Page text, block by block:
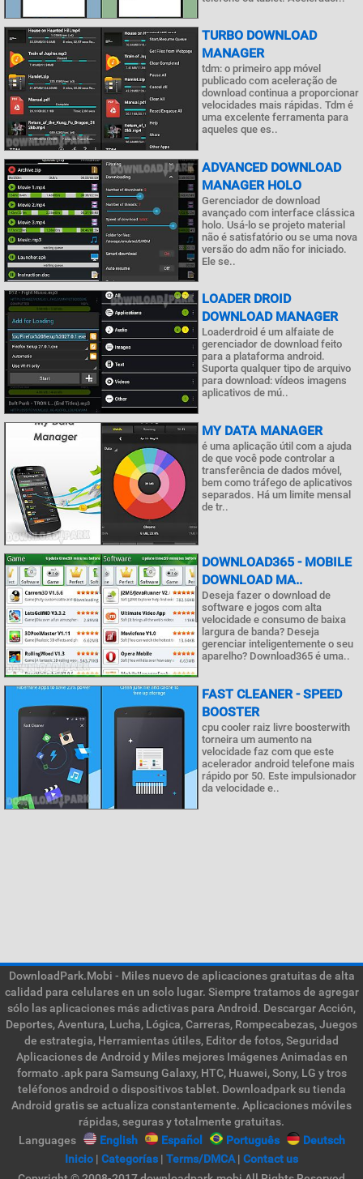
TURBO DOWNLOAD
MANAGER
tdm: o primeiro app móvel
publicado com aceleração de
download continua a proporcionar
velocidades mais rápidas. Tdm é
uma excelente ferramenta para
aqueles que es..
ADVANCED DOWNLOAD
MANAGER HOLO
Gerenciador de download
avançado com interface clássica
holo. Usá-lo se projeto material
não é satisfatório ou se uma nova
versão do adm não for iniciado.
Ele se..
LOADER DROID
DOWNLOAD MANAGER
Loaderdroid é um alfaiate de
gerenciador de download feito
para a plataforma android.
Suporta qualquer tipo de arquivo
para download: vídeos imagens
aplicativos de mú..
MY DATA MANAGER
é uma aplicação útil com a ajuda
de que você pode controlar a
transferência de dados móvel,
bem como tráfego de aplicativos
separados. Há um limite mensal
de tr..
DOWNLOAD365 - MOBILE
DOWNLOAD MA..
Deseja fazer o download de
software e jogos com alta
velocidade e consumo de baixa
largura de banda? Deseja
gerenciar inteligentemente o seu
aparelho? Download365 é uma..
FAST CLEANER - SPEED
BOOSTER
cpu cooler raiz livre boosterwith
torneira um aumento na
velocidade faz com que este
acelerador android telefone mais
rápido por 50. Este impulsionador
da velocidade e..
DownloadPark.Mobi - Miles nuevo de aplicaciones gratuitas de alta
calidad para celulares en un solo lugar. Siempre tratamos de agregar
sólo las aplicaciones más adictivas para Android. Descargar Acción,
Deportes, Aventura, Lucha, Lógica, Carreras, Rompecabezas, Juegos
de estrategia, Herramientas útiles, Editor de fotos, Seguridad
Aplicaciones de Android y Miles mejores Imágenes Animadas en
formato .apk para Samsung Galaxy, HTC, Huawei, Sony, LG y tros
teléfonos android o dispositivos tablet. Downloadpark su tienda
Android gratis se actualiza constantemente. Aplicaciones móviles
rápidas, seguras y totalmente gratuitas.
Languages
English Español Português
Deutsch
Inicio | Categorías | Terms/DMCA| Contact us